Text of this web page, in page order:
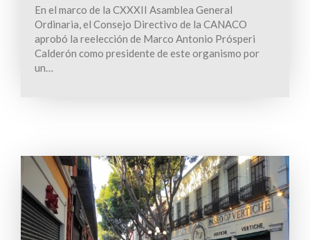
En el marco de la CXXXII Asamblea General
Ordinaria, el Consejo Directivo de la CANACO
aprobó la reelección de Marco Antonio Prósperi
Calderón como presidente de este organismo por
un…